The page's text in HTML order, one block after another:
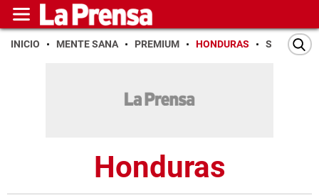
INICIO MENTE SANA PREMIUM HONDURAS SAN PEDRO
Honduras